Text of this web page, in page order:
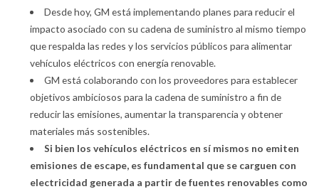
Desde hoy, GM está implementando planes para reducir el
impacto asociado con su cadena de suministro al mismo tiempo
que respalda las redes y los servicios públicos para alimentar
vehículos eléctricos con energía renovable.
GM está colaborando con los proveedores para establecer
objetivos ambiciosos para la cadena de suministro a fin de
reducir las emisiones, aumentar la transparencia y obtener
materiales más sostenibles.
Si bien los vehículos eléctricos en sí mismos no emiten
emisiones de escape, es fundamental que se carguen con
electricidad generada a partir de fuentes renovables como